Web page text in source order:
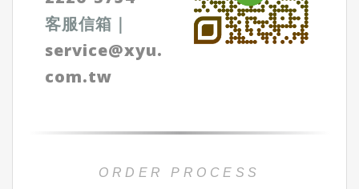
客服信箱 ｜
service@xyu.
com.tw
ORDER PROCESS